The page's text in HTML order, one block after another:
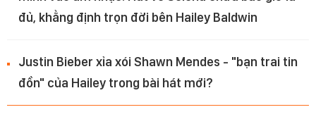
đủ, khẳng định trọn đời bên Hailey Baldwin
Justin Bieber xỉa xói Shawn Mendes - "bạn trai tin
đồn" của Hailey trong bài hát mới?